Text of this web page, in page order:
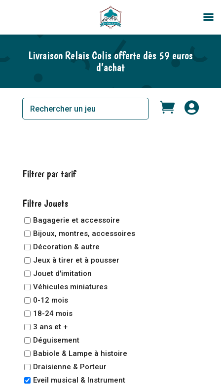
Livraison Relais Colis offerte dès 59 euros
d’achat
 
Filtrer par tarif
Filtre Jouets
Bagagerie et accessoire
Bijoux, montres, accessoires
Décoration & autre
Jeux à tirer et à pousser
Jouet d'imitation
Véhicules miniatures
0-12 mois
18-24 mois
3 ans et +
Déguisement
Babiole & Lampe à histoire
Draisienne & Porteur
Eveil musical & Instrument